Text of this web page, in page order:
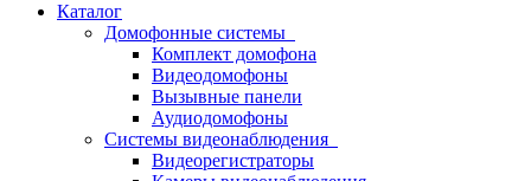
Каталог
Домофонные системы
Комплект домофона
Видеодомофоны
Вызывные панели
Аудиодомофоны
Системы видеонаблюдения
Видеорегистраторы